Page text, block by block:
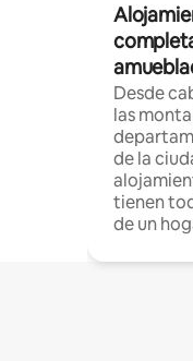
Desde
las
de la
tienen
de un